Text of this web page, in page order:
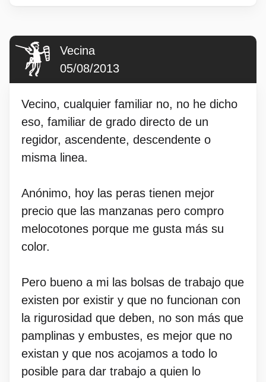
Vecina
05/08/2013
Vecino, cualquier familiar no, no he dicho
eso, familiar de grado directo de un
regidor, ascendente, descendente o
misma linea.
Anónimo, hoy las peras tienen mejor
precio que las manzanas pero compro
melocotones porque me gusta más su
color.
Pero bueno a mi las bolsas de trabajo que
existen por existir y que no funcionan con
la rigurosidad que deben, no son más que
pamplinas y embustes, es mejor que no
existan y que nos acojamos a todo lo
posible para dar trabajo a quien lo